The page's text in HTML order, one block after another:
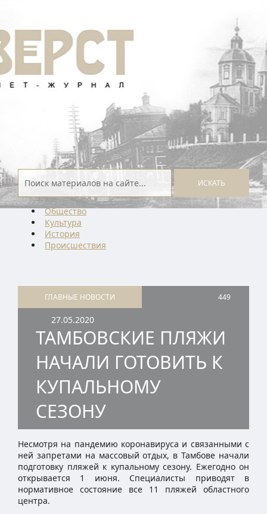
ИСКАТЬ
Общество
Культура
История
Проиcшествия
ГЛАВНЫЕ НОВОСТИ 449
27.05.2020
ТАМБОВСКИЕ ПЛЯЖИ
НАЧАЛИ ГОТОВИТЬ К
КУПАЛЬНОМУ
СЕЗОНУ
Несмотря на пандемию коронавируса и связанными с
ней запретами на массовый отдых, в Тамбове начали
подготовку пляжей к купальному сезону. Ежегодно он
открывается 1 июня. Специалисты приводят в
нормативное состояние все 11 пляжей областного
центра.